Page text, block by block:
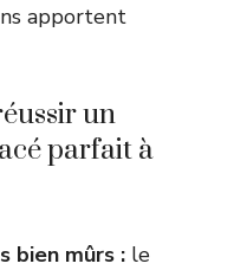
apportent
un
parfait à
bien mûrs : le